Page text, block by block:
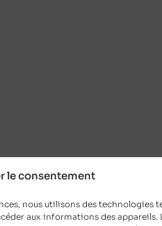
le consentement
nous utilisons des technologies
aux informations des appareils.